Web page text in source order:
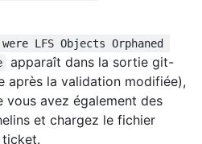
were LFS Objects Orphaned
apparaît dans la sortie git-
après la validation modifiée),
vous avez également des
et chargez le fichier
ticket.